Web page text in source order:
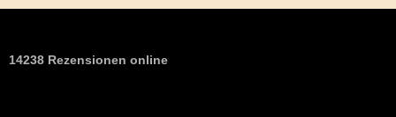
14238 Rezensionen online